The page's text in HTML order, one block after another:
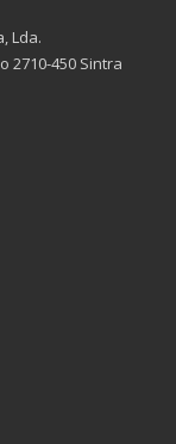
Lda.
2710-450 Sintra